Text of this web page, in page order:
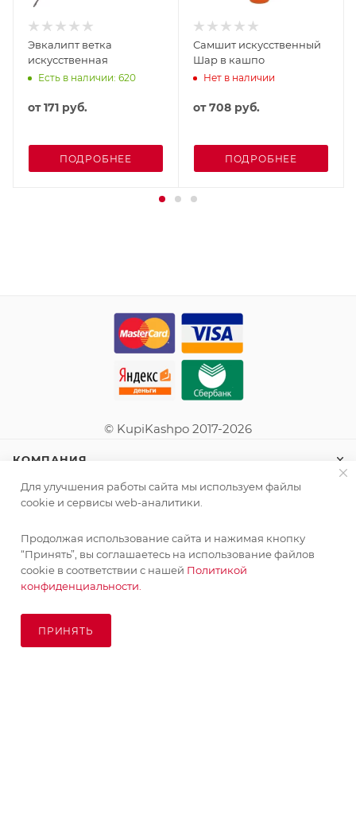
Эвкалипт ветка
искусственная
Есть в наличии: 620
от171 руб.
ПОДРОБНЕЕ
Самшит искусственный
Шар в кашпо
Нет в наличии
от708 руб.
ПОДРОБНЕЕ
© KupiKashpo 2017-2026
КОМПАНИЯ
ИНФОРМАЦИЯ
ПОМОЩЬ
ПОДПИСАТЬСЯ НА РАССЫЛКУ
Для улучшения работы сайта мы используем файлы
cookie и сервисы web-аналитики.
Продолжая использование сайта и нажимая кнопку
“Принять”, вы соглашаетесь на использование файлов
cookie в соответствии с нашей Политикой
конфиденциальности.
ПРИНЯТЬ